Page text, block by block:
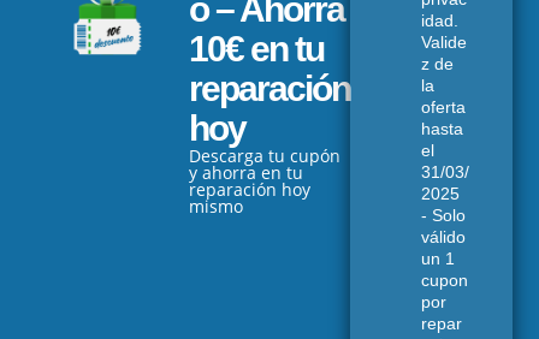
o – Ahorra
10€ en tu
reparación
hoy
Descarga tu cupón
y ahorra en tu
reparación hoy
mismo
idad.
Valide
z de
la
oferta
hasta
el
31/03/
2025
- Solo
válido
un 1
cupon
por
repar